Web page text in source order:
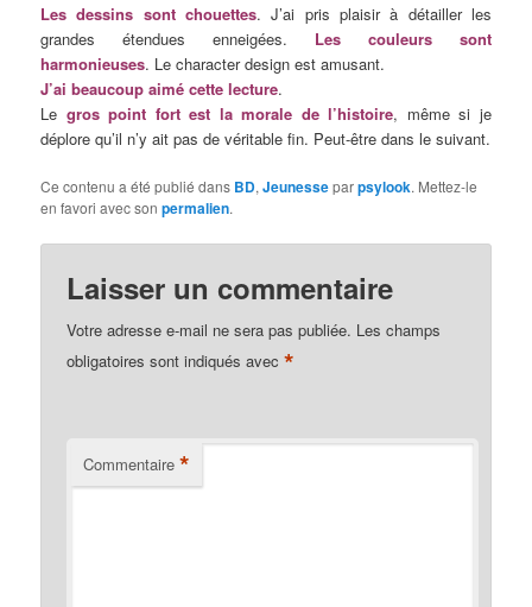
Les dessins sont chouettes. J’ai pris plaisir à détailler les
grandes étendues enneigées. Les couleurs sont
harmonieuses. Le character design est amusant.
J’ai beaucoup aimé cette lecture.
Le gros point fort est la morale de l’histoire, même si je
déplore qu’il n’y ait pas de véritable fin. Peut-être dans le suivant.
Ce contenu a été publié dans BD,Jeunesseparpsylook. Mettez-le
en favori avec sonpermalien.
Laisser un commentaire
Votre adresse e-mail ne sera pas publiée. Les champs
obligatoires sont indiqués avec*
Commentaire *